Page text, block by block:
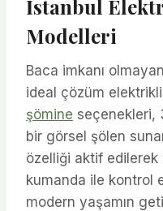
İstanbul
Modelleri
Baca imkanı
ideal çözüm
şömine seçenekleri,
bir görsel şölen
özelliği aktif edilerek
kumanda ile kontrol
modern yaşamın